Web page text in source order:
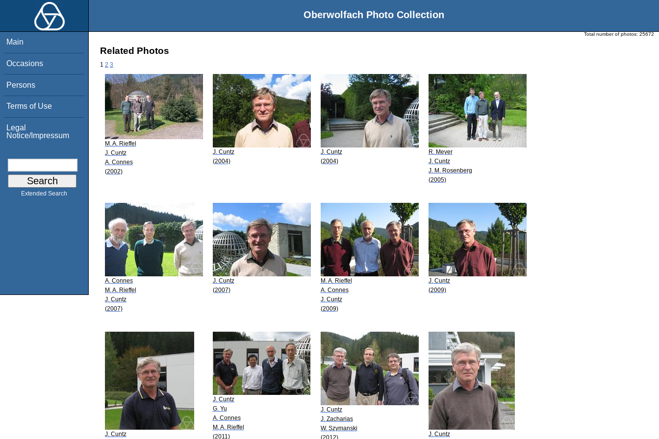
Oberwolfach Photo Collection
Main
Occasions
Persons
Terms of Use
Legal
Notice/Impressum
Extended Search
Total number of photos: 25672
Related Photos
1 2 3
M. A. Rieffel
J. Cuntz
A. Connes
(2002)
J. Cuntz
(2004)
J. Cuntz
(2004)
R. Meyer
J. Cuntz
J. M. Rosenberg
(2005)
A. Connes
M. A. Rieffel
J. Cuntz
(2007)
J. Cuntz
(2007)
M. A. Rieffel
A. Connes
J. Cuntz
(2009)
J. Cuntz
(2009)
J. Cuntz
J. Cuntz
G. Yu
A. Connes
M. A. Rieffel
(2011)
J. Cuntz
J. Zacharias
W. Szymanski
(2012)
J. Cuntz